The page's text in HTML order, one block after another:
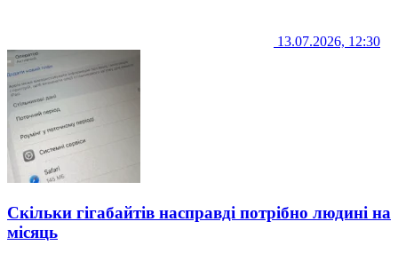
13.07.2026, 12:30
Скільки гігабайтів насправді потрібно людині на
місяць